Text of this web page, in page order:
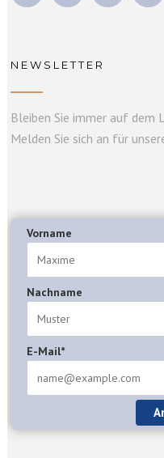
NEWSLETTER
Bleiben Sie immer auf dem
Melden Sie sich an für
Vorname
Nachname
E-Mail*